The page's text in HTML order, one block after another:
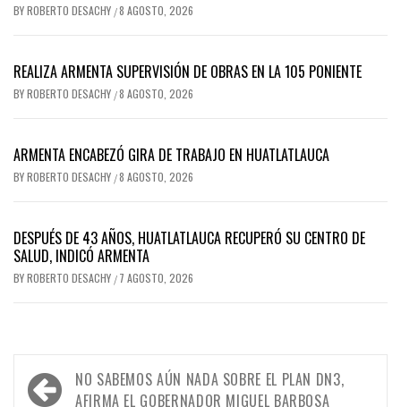
BYROBERTO DESACHY /8 AGOSTO, 2026
REALIZA ARMENTA SUPERVISIÓN DE OBRAS EN LA 105 PONIENTE
BYROBERTO DESACHY /8 AGOSTO, 2026
ARMENTA ENCABEZÓ GIRA DE TRABAJO EN HUATLATLAUCA
BYROBERTO DESACHY /8 AGOSTO, 2026
DESPUÉS DE 43 AÑOS, HUATLATLAUCA RECUPERÓ SU CENTRO DE
SALUD, INDICÓ ARMENTA
BYROBERTO DESACHY / 7 AGOSTO, 2026
Navegación
NO SABEMOS AÚN NADA SOBRE EL PLAN DN3,
AFIRMA EL GOBERNADOR MIGUEL BARBOSA